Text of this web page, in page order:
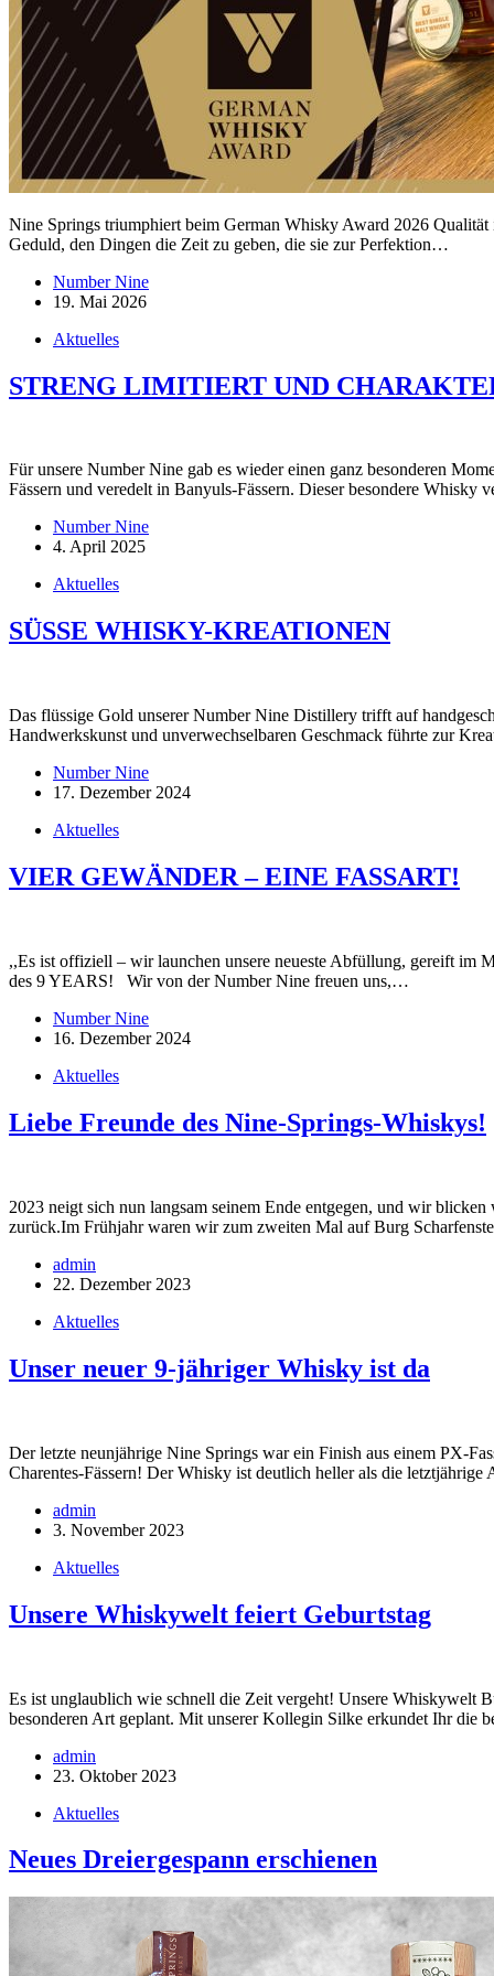
Nine Springs triumphiert beim German Whisky Award 2026 Qualität
Geduld, den Dingen die Zeit zu geben, die sie zur Perfektion…
Number Nine
19. Mai 2026
Aktuelles
STRENG LIMITIERT UND
Für unsere Number Nine gab es wieder einen ganz besonderen
Fässern und veredelt in Banyuls-Fässern. Dieser besondere Whisky
Number Nine
4. April 2025
Aktuelles
SÜSSE WHISKY-KREATIONEN
Das flüssige Gold unserer Number Nine Distillery trifft auf
Handwerkskunst und unverwechselbaren Geschmack führte zur
Number Nine
17. Dezember 2024
Aktuelles
VIER GEWÄNDER – EINE FASSART!
,,Es ist offiziell – wir launchen unsere neueste Abfüllung, gereift im
des 9 YEARS! Wir von der Number Nine freuen uns,…
Number Nine
16. Dezember 2024
Aktuelles
Liebe Freunde des Nine-Springs-Whiskys!
2023 neigt sich nun langsam seinem Ende entgegen, und wir
zurück.Im Frühjahr waren wir zum zweiten Mal auf Burg
admin
22. Dezember 2023
Aktuelles
Unser neuer 9-jähriger Whisky ist da
Der letzte neunjährige Nine Springs war ein Finish aus einem PX-
Charentes-Fässern! Der Whisky ist deutlich heller als die
admin
3. November 2023
Aktuelles
Unsere Whiskywelt feiert Geburtstag
Es ist unglaublich wie schnell die Zeit vergeht! Unsere Whiskywelt
besonderen Art geplant. Mit unserer Kollegin Silke erkundet Ihr die
admin
23. Oktober 2023
Aktuelles
Neues Dreiergespann erschienen